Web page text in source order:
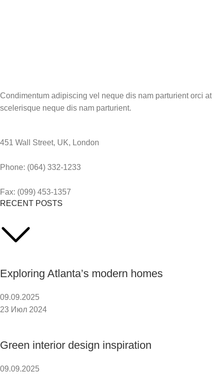
Condimentum adipiscing vel neque dis nam parturient orci at
scelerisque neque dis nam parturient.
451 Wall Street, UK, London
Phone: (064) 332-1233
Fax: (099) 453-1357
RECENT POSTS
Exploring Atlanta’s modern homes
09.09.2025
23 Июл 2024
Green interior design inspiration
09.09.2025